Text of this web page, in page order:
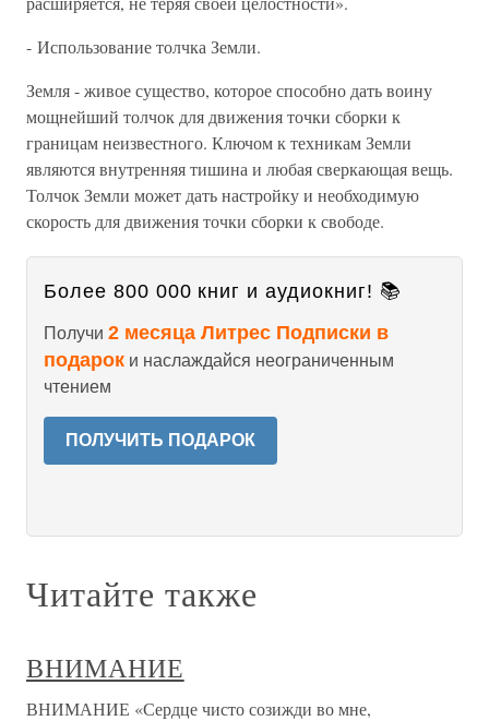
- Использование толчка Земли.
Земля - живое существо, которое способно дать воину
мощнейший толчок для движения точки сборки к
границам неизвестного. Ключом к техникам Земли
являются внутренняя тишина и любая сверкающая вещь.
Толчок Земли может дать настройку и необходимую
скорость для движения точки сборки к свободе.
Более 800 000 книг и аудиокниг! 📚
Получи 2 месяца Литрес Подписки в
подарок и наслаждайся неограниченным
чтением
ПОЛУЧИТЬ ПОДАРОК
Читайте также
ВНИМАНИЕ
ВНИМАНИЕ «Сердце чисто созижди во мне,